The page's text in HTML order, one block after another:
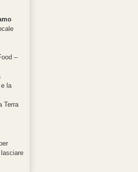
–
la
Terra
partecipata bergamo - riunione 1 -
lasciare